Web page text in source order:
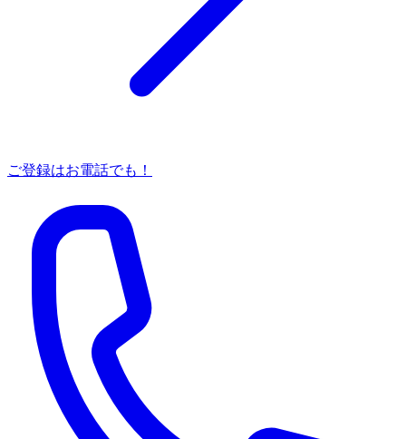
ご登録はお電話でも！